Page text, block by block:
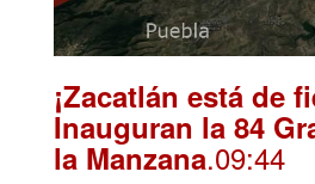
¡Zacatlán está de
Inauguran la 84
la Manzana.09:44